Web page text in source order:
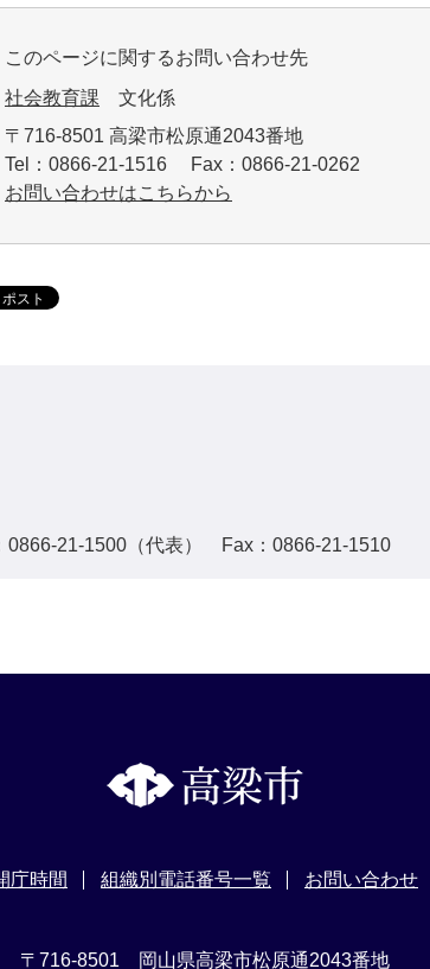
このページに関するお問い合わせ先
社会教育課 文化係
〒716-8501 高梁市松原通2043番地
Tel：0866-21-1516 Fax：0866-21-0262
お問い合わせはこちらから
21-1500（代表） Fax：0866-21-1510
庁時間 組織別電話番号一覧 お問い合わせ
〒716-8501 岡山県高梁市松原通2043番地